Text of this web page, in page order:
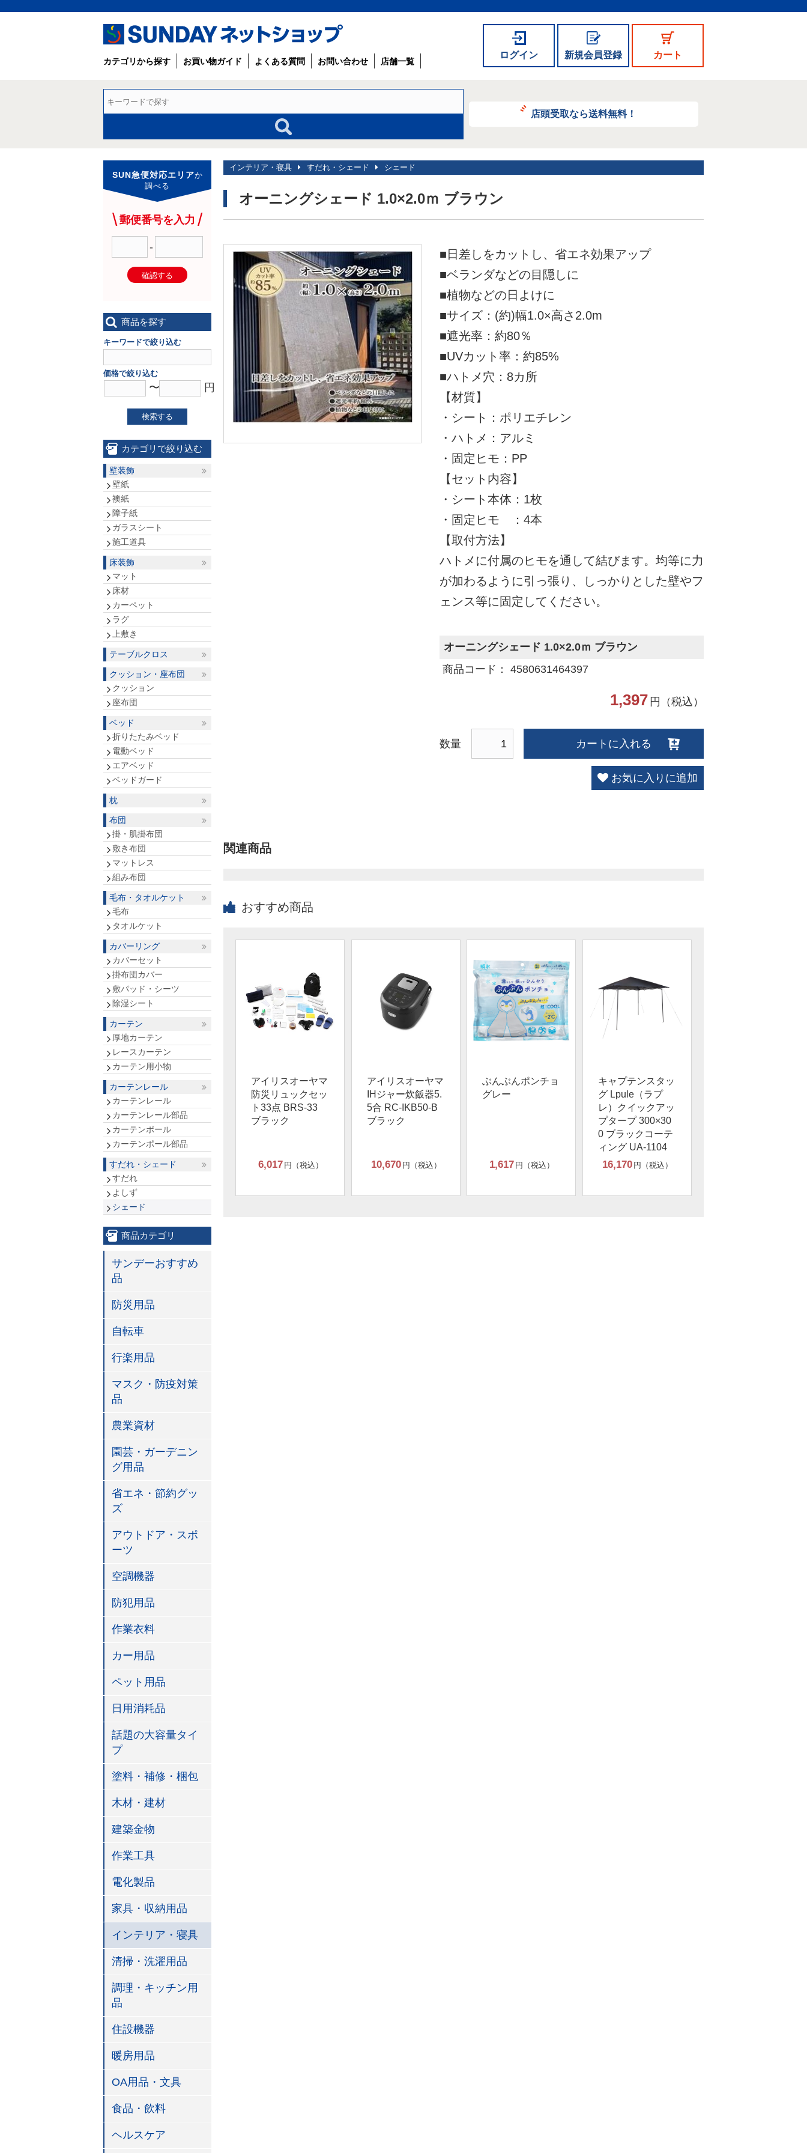
ログイン 新規会員登録 カート
カテゴリから探す お買い物ガイド よくある質問 お問い合わせ 店舗一覧
店頭受取なら送料無料！
インテリア・寝具 すだれ・シェード シェード
オーニングシェード 1.0×2.0ｍ ブラウン
■日差しをカットし、省エネ効果アップ
■ベランダなどの目隠しに
■植物などの日よけに
■サイズ：(約)幅1.0×高さ2.0m
■遮光率：約80％
■UVカット率：約85%
■ハトメ穴：8カ所
【材質】
・シート：ポリエチレン
・ハトメ：アルミ
・固定ヒモ：PP
【セット内容】
・シート本体：1枚
・固定ヒモ ：4本
【取付方法】
ハトメに付属のヒモを通して結びます。均等に力
が加わるように引っ張り、しっかりとした壁やフ
ェンス等に固定してください。
オーニングシェード 1.0×2.0ｍ ブラウン
商品コード： 4580631464397
1,397 円（税込）
数量 カートに入れる
お気に入りに追加
関連商品
SUN急便対応エリアか
調べる
郵便番号を入力
-
確認する
商品を探す
キーワードで絞り込む
価格で絞り込む
〜 円
検索する
カテゴリで絞り込む
壁装飾
壁紙
襖紙
障子紙
ガラスシート
施工道具
床装飾
マット
床材
カーペット
ラグ
上敷き
テーブルクロス
クッション・座布団
クッション
座布団
ベッド
折りたたみベッド
電動ベッド
エアベッド
ベッドガード
枕
布団
掛・肌掛布団
敷き布団
マットレス
組み布団
毛布・タオルケット
毛布
タオルケット
カバーリング
カバーセット
掛布団カバー
敷パッド・シーツ
除湿シート
カーテン
厚地カーテン
レースカーテン
カーテン用小物
カーテンレール
カーテンレール
カーテンレール部品
カーテンポール
カーテンポール部品
すだれ・シェード
すだれ
よしず
シェード
商品カテゴリ
サンデーおすすめ
品
防災用品
自転車
行楽用品
マスク・防疫対策
品
農業資材
園芸・ガーデニン
グ用品
省エネ・節約グッ
ズ
アウトドア・スポ
ーツ
空調機器
防犯用品
作業衣料
カー用品
ペット用品
日用消耗品
話題の大容量タイ
プ
塗料・補修・梱包
木材・建材
建築金物
作業工具
電化製品
家具・収納用品
インテリア・寝具
清掃・洗濯用品
調理・キッチン用
品
住設機器
暖房用品
OA用品・文具
食品・飲料
ヘルスケア
おすすめ商品
アイリスオーヤマ
防災リュックセッ
ト33点 BRS-33
ブラック
6,017 円（税込）
アイリスオーヤマ
IHジャー炊飯器5.
5合 RC-IKB50-B
ブラック
10,670 円（税込）
ぶんぶんポンチョ
グレー
1,617 円（税込）
キャプテンスタッ
グ Lpule（ラプ
レ）クイックアッ
プタープ 300×30
0 ブラックコーテ
ィング UA-1104
16,170 円（税込）